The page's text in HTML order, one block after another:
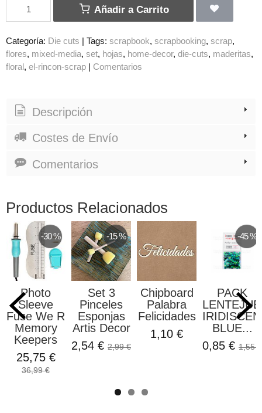
Añadir a Carrito
Categoría: Die cuts Tags: scrapbook scrapbooking scrap
flores mixed-media set hojas home-decor die-cuts maderitas
floral el-rincon-scrap Comentarios
Descripción
Costes de Envío
Comentarios
Productos Relacionados
-30 %
Photo
Sleeve
Fuse We R
Memory
Keepers
25,75 €
36,99 €
-15 %
Set 3
Pinceles
Esponjas
Artis Decor
2,54 € 2,99 €
Chipboard
Palabra
Felicidades
1,10 €
-45 %
PACK
BLUE...
0,85 € 1,55 €